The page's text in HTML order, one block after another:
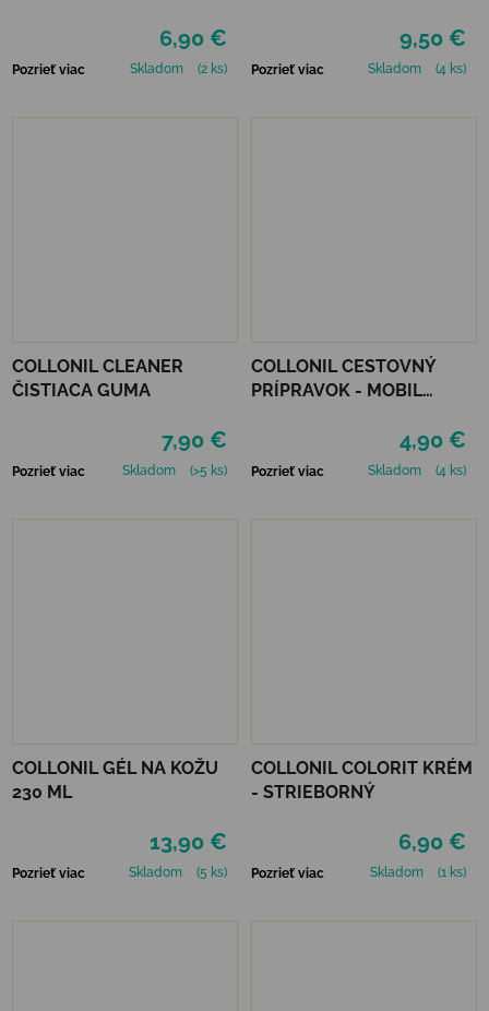
6,90 €
Pozrieť viac Skladom (2 ks)
9,50 €
Pozrieť viac Skladom (4 ks)
COLLONIL CLEANER
ČISTIACA GUMA
7,90 €
Pozrieť viac Skladom (>5 ks)
COLLONIL CESTOVNÝ
PRÍPRAVOK - MOBIL
4,90 €
Pozrieť viac Skladom (4 ks)
COLLONIL GÉL NA KOŽU
230 ML
13,90 €
Pozrieť viac Skladom (5 ks)
COLLONIL COLORIT KRÉM
- STRIEBORNÝ
6,90 €
Pozrieť viac Skladom (1 ks)